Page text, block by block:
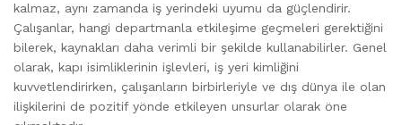
kalmaz, aynı zamanda iş yerindeki uyumu da güçlendirir.
Çalışanlar, hangi departmanla etkileşime geçmeleri gerektiğini
bilerek, kaynakları daha verimli bir şekilde kullanabilirler. Genel
olarak, kapı isimliklerinin işlevleri, iş yeri kimliğini
kuvvetlendirirken, çalışanların birbirleriyle ve dış dünya ile olan
ilişkilerini de pozitif yönde etkileyen unsurlar olarak öne